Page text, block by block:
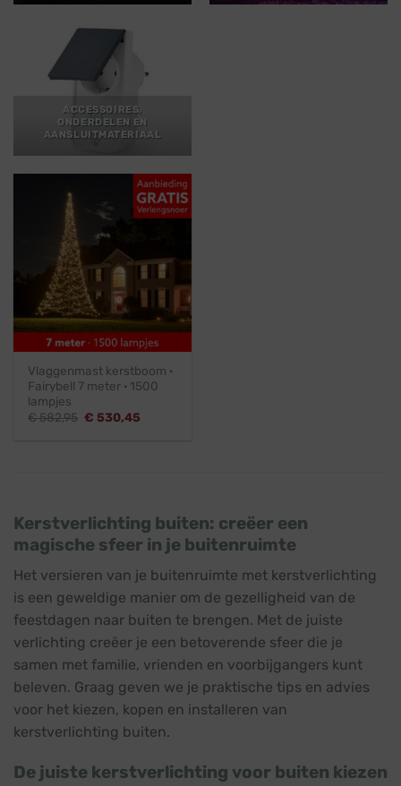
ACCESSOIRES,
ONDERDELEN EN
AANSLUITMATERIAAL
Vlaggenmast kerstboom ·
Fairybell 7 meter · 1500
lampjes
€582,95 Oorspronkelijke
€ 530,45
Kerstverlichting buiten: creëer een
magische sfeer in je buitenruimte
Het versieren van je buitenruimte met kerstverlichting
is een geweldige manier om de gezelligheid van de
feestdagen naar buiten te brengen. Met de juiste
verlichting creëer je een betoverende sfeer die je
samen met familie, vrienden en voorbijgangers kunt
beleven. Graag geven we je praktische tips en advies
voor het kiezen, kopen en installeren van
kerstverlichting buiten.
De juiste kerstverlichting voor buiten kiezen